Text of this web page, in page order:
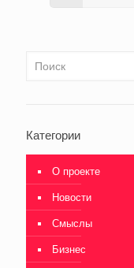
Категории
О проекте
Новости
Смыслы
Бизнес